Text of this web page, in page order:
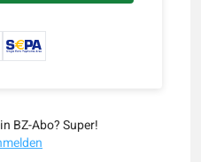
BZ-Abo? Super!